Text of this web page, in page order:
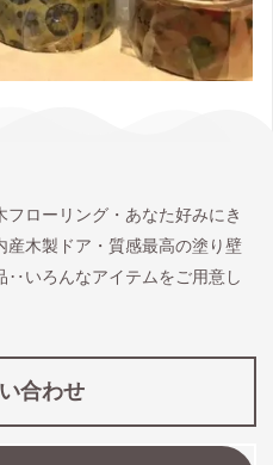
ローリング・あなた好みにき
産木製ドア・質感最高の塗り壁
‥いろんなアイテムをご用意し
合わせ